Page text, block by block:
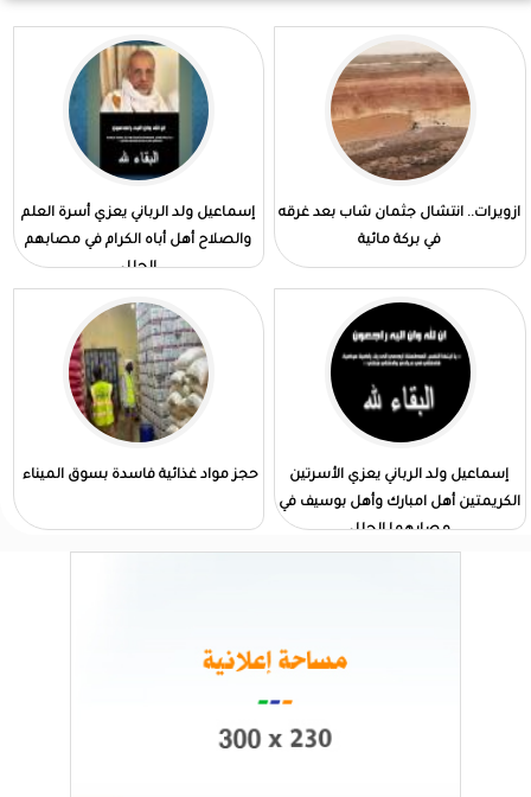
ازويرات.. انتشال جثمان شاب بعد غرقه
في بركة مائية
إسماعيل ولد الرباني يعزي أسرة العلم
والصلاح أهل أباه الكرام في مصابهم
الجلل
إسماعيل ولد الرباني يعزي الأسرتين
الكريمتين أهل امبارك وأهل بوسيف في
مصابهما الجلل
حجز مواد غذائية فاسدة بسوق الميناء